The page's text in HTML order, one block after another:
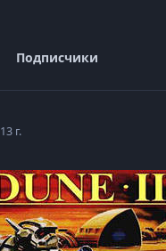
Подписчики
13 г.